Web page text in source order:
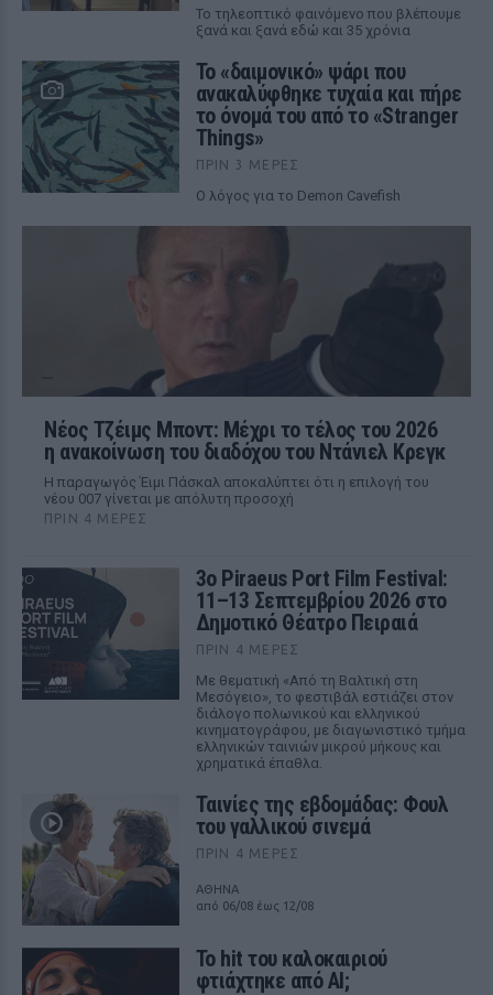
Το τηλεοπτικό φαινόμενο που βλέπουμε
ξανά και ξανά εδώ και 35 χρόνια
Το «δαιμονικό» ψάρι που
ανακαλύφθηκε τυχαία και πήρε
το όνομά του από το «Stranger
Things»
ΠΡΙΝ 3 ΜΈΡΕΣ
Ο λόγος για το Demon Cavefish
Νέος Τζέιμς Μποντ: Μέχρι το τέλος του 2026
η ανακοίνωση του διαδόχου του Ντάνιελ Κρεγκ
Η παραγωγός Έιμι Πάσκαλ αποκαλύπτει ότι η επιλογή του
νέου 007 γίνεται με απόλυτη προσοχή
ΠΡΙΝ 4 ΜΈΡΕΣ
3ο Piraeus Port Film Festival:
11–13 Σεπτεμβρίου 2026 στο
Δημοτικό Θέατρο Πειραιά
ΠΡΙΝ 4 ΜΈΡΕΣ
Με θεματική «Από τη Βαλτική στη
Μεσόγειο», το φεστιβάλ εστιάζει στον
διάλογο πολωνικού και ελληνικού
κινηματογράφου, με διαγωνιστικό τμήμα
ελληνικών ταινιών μικρού μήκους και
χρηματικά έπαθλα.
Ταινίες της εβδομάδας: Φουλ
του γαλλικού σινεμά
ΠΡΙΝ 4 ΜΈΡΕΣ
ΑΘΗΝΑ
από 06/08 έως 12/08
Το hit του καλοκαιριού
φτιάχτηκε από AI;